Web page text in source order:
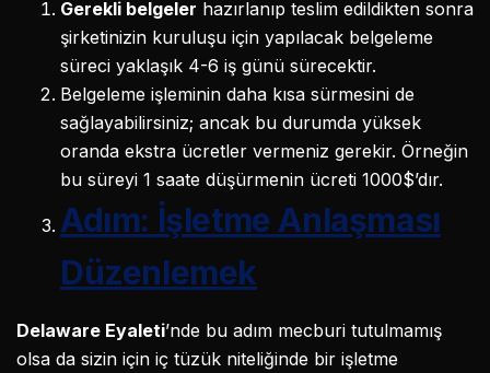
Gerekli belgeler hazırlanıp teslim edildikten sonra
şirketinizin kuruluşu için yapılacak belgeleme
süreci yaklaşık 4-6 iş günü sürecektir.
Belgeleme işleminin daha kısa sürmesini de
sağlayabilirsiniz; ancak bu durumda yüksek
oranda ekstra ücretler vermeniz gerekir. Örneğin
bu süreyi 1 saate düşürmenin ücreti 1000$’dır.
Adım: İşletme Anlaşması
Düzenlemek
Delaware Eyaleti’nde bu adım mecburi tutulmamış
olsa da sizin için iç tüzük niteliğinde bir işletme